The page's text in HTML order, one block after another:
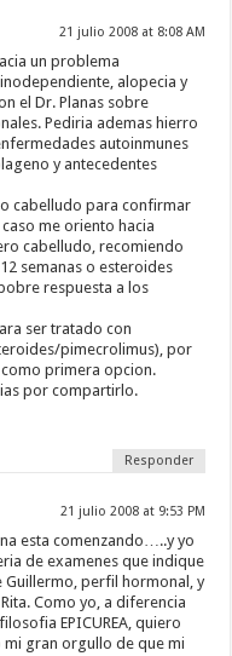
21 julio 2008 at 8:08 AM
un problema
alopecia y
el Dr. Planas sobre
Pediria ademas hierro
autoinmunes
y antecedentes
cabelludo para confirmar
me oriento hacia
cabelludo, recomiendo
semanas o esteroides
respuesta a los
ser tratado con
pimecrolimus), por
primera opcion.
por compartirlo.
Responder
21 julio 2008 at 9:53 PM
esta comenzando…..y yo
de examenes que indique
Guillermo, perfil hormonal, y
Como yo, a diferencia
EPICUREA, quiero
gran orgullo de que mi